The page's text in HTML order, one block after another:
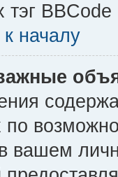
тэг BBCode
началу
по
вашем